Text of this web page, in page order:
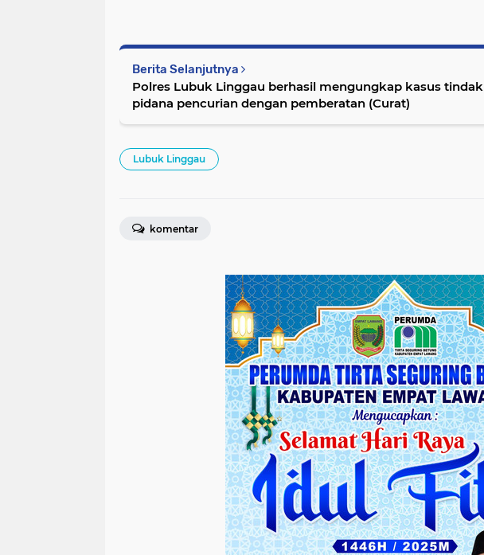
Berita Selanjutnya
Polres Lubuk Linggau berhasil mengungkap kasus tindak
pidana pencurian dengan pemberatan (Curat)
Lubuk Linggau
komentar